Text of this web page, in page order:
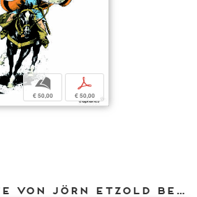
b
€ 50,00
p
€ 50,00
Weitere Texte von Jörn Etzold bei DIAPHANES